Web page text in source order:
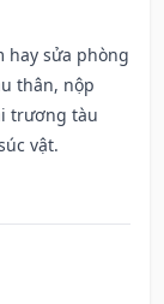
hay sửa phòng
thân, nộp
trương tàu
vật.